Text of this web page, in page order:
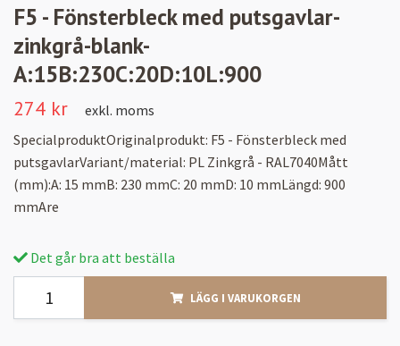
F5 - Fönsterbleck med putsgavlar-
zinkgrå-blank-
A:15B:230C:20D:10L:900
274 kr
exkl. moms
SpecialproduktOriginalprodukt: F5 - Fönsterbleck med
putsgavlarVariant/material: PL Zinkgrå - RAL7040Mått
(mm):A: 15 mmB: 230 mmC: 20 mmD: 10 mmLängd: 900
mmAre
Det går bra att beställa
LÄGG I VARUKORGEN